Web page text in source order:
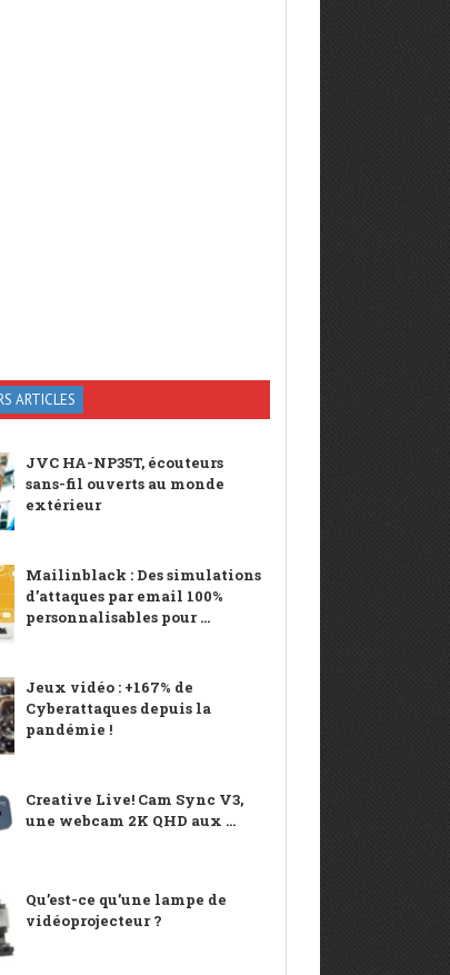
ARTICLES
JVC HA-NP35T, écouteurs
sans-fil ouverts au monde
extérieur
Mailinblack : Des simulations
d’attaques par email 100%
personnalisables pour ...
Jeux vidéo : +167% de
Cyberattaques depuis la
pandémie !
Creative Live! Cam Sync V3,
une webcam 2K QHD aux ...
Qu’est-ce qu’une lampe de
vidéoprojecteur ?